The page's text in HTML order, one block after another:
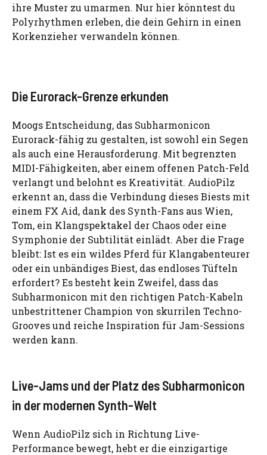
ihre Muster zu umarmen. Nur hier könntest du
Polyrhythmen erleben, die dein Gehirn in einen
Korkenzieher verwandeln können.
Die Eurorack-Grenze erkunden
Moogs Entscheidung, das Subharmonicon
Eurorack-fähig zu gestalten, ist sowohl ein Segen
als auch eine Herausforderung. Mit begrenzten
MIDI-Fähigkeiten, aber einem offenen Patch-Feld
verlangt und belohnt es Kreativität. AudioPilz
erkennt an, dass die Verbindung dieses Biests mit
einem FX Aid, dank des Synth-Fans aus Wien,
Tom, ein Klangspektakel der Chaos oder eine
Symphonie der Subtilität einlädt. Aber die Frage
bleibt: Ist es ein wildes Pferd für Klangabenteurer
oder ein unbändiges Biest, das endloses Tüfteln
erfordert? Es besteht kein Zweifel, dass das
Subharmonicon mit den richtigen Patch-Kabeln
unbestrittener Champion von skurrilen Techno-
Grooves und reiche Inspiration für Jam-Sessions
werden kann.
Live-Jams und der Platz des Subharmonicon
in der modernen Synth-Welt
Wenn AudioPilz sich in Richtung Live-
Performance bewegt, hebt er die einzigartige